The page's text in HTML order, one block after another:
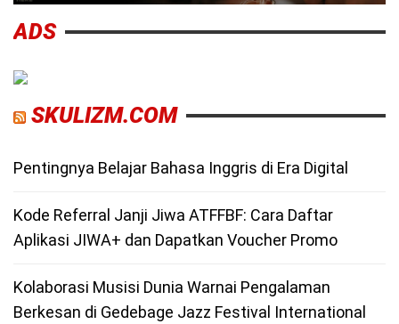
ADS
SKULIZM.COM
Pentingnya Belajar Bahasa Inggris di Era Digital
Kode Referral Janji Jiwa ATFFBF: Cara Daftar
Aplikasi JIWA+ dan Dapatkan Voucher Promo
Kolaborasi Musisi Dunia Warnai Pengalaman
Berkesan di Gedebage Jazz Festival International